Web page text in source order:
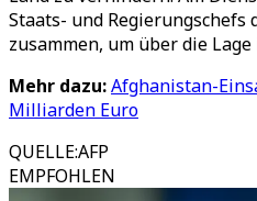
Staats- und Regierungschefs
zusammen, um über die
Mehr dazu:Afghanistan-
Milliarden Euro
QUELLE:AFP
EMPFOHLEN